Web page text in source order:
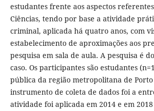
estudantes frente aos aspectos
Ciências, tendo por base a atividade
criminal, aplicada há quatro anos, com
estabelecimento de aproximações aos
pesquisa em sala de aula. A pesquisa é
caso. Os participantes são estudantes
pública da região metropolitana de Porto
instrumento de coleta de dados foi a
atividade foi aplicada em 2014 e em